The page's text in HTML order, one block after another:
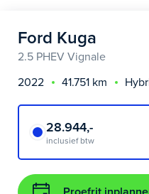
Ford Kuga
2.5 PHEV Vignale
2022
41.751 km
28.944,-
inclusief btw